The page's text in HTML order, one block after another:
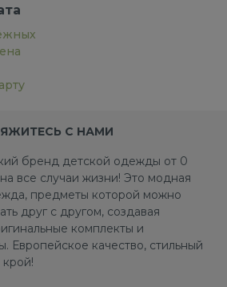
С НАМИ
бренд детской одежды от 0
все случаи жизни! Это модная
предметы которой можно
друг с другом, создавая
комплекты и
Европейское качество, стильный